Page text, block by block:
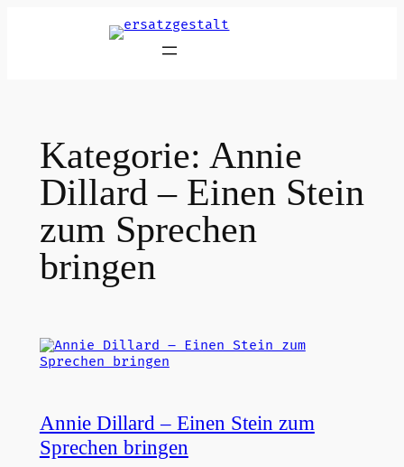
Kategorie: Annie
Dillard – Einen Stein
zum Sprechen
bringen
Annie Dillard – Einen Stein zum
Sprechen bringen